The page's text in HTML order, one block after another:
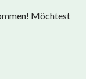
Möchtest